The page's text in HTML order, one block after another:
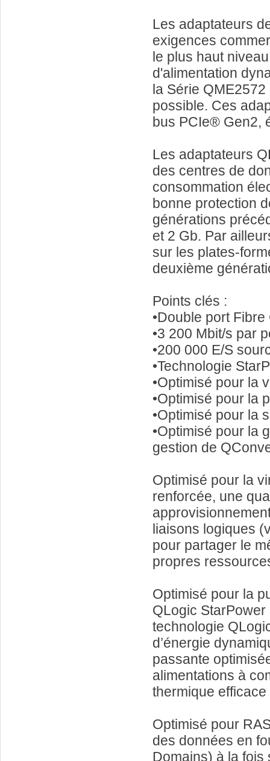
Les adaptateurs
exigences
le plus haut
d'alimentation
la Série
possible. Ces
bus PCIe® Gen2,
Les adaptateurs
des centres de
consommation
bonne protection
générations
et 2 Gb. Par
sur les plates-
deuxième
Points clés :
•Double port
•3 200 Mbit/s par
•200 000 E/S
•Technologie
•Optimisé pour la
•Optimisé pour la
•Optimisé pour la
•Optimisé pour la
gestion de
Optimisé pour la
renforcée, une
liaisons logiques
pour partager le
propres
Optimisé pour la
QLogic
technologie
d’énergie
passante
alimentations à
thermique
Optimisé pour
des données en
Domains) à la